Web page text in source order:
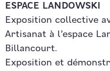
ESPACE LANDOWSKI
Exposition collective
Artisanat à l’espace
Billancourt.
Exposition et